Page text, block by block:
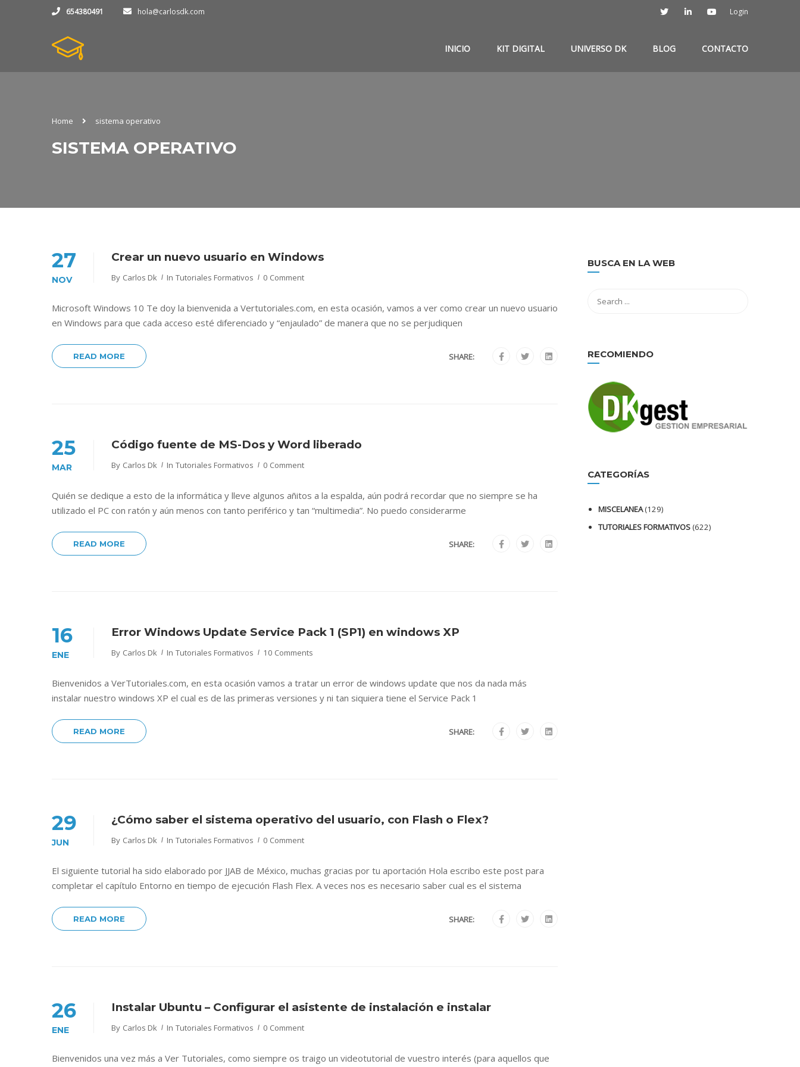
654380491 hola@carlosdk.com Login
INICIO KIT DIGITAL UNIVERSO DK BLOG CONTACTO
Home sistema operativo
SISTEMA OPERATIVO
27
NOV
Crear un nuevo usuario en Windows
By Carlos Dk In Tutoriales Formativos 0 Comment
Microsoft Windows 10 Te doy la bienvenida a Vertutoriales.com, en esta ocasión, vamos a ver como crear un nuevo usuario
en Windows para que cada acceso esté diferenciado y “enjaulado” de manera que no se perjudiquen
READ MORE SHARE:
25
MAR
Código fuente de MS-Dos y Word liberado
By Carlos Dk In Tutoriales Formativos 0 Comment
Quién se dedique a esto de la informática y lleve algunos añitos a la espalda, aún podrá recordar que no siempre se ha
utilizado el PC con ratón y aún menos con tanto periférico y tan “multimedia”. No puedo considerarme
READ MORE SHARE:
16
ENE
Error Windows Update Service Pack 1 (SP1) en windows XP
By Carlos Dk In Tutoriales Formativos 10 Comments
Bienvenidos a VerTutoriales.com, en esta ocasión vamos a tratar un error de windows update que nos da nada más
instalar nuestro windows XP el cual es de las primeras versiones y ni tan siquiera tiene el Service Pack 1
READ MORE SHARE:
29
JUN
¿Cómo saber el sistema operativo del usuario, con Flash o Flex?
By Carlos Dk In Tutoriales Formativos 0 Comment
El siguiente tutorial ha sido elaborado por JJAB de México, muchas gracias por tu aportación Hola escribo este post para
completar el capítulo Entorno en tiempo de ejecución Flash Flex. A veces nos es necesario saber cual es el sistema
READ MORE SHARE:
26
ENE
Instalar Ubuntu – Configurar el asistente de instalación e instalar
By Carlos Dk In Tutoriales Formativos 0 Comment
Bienvenidos una vez más a Ver Tutoriales, como siempre os traigo un videotutorial de vuestro interés (para aquellos que
BUSCA EN LA WEB
RECOMIENDO
CATEGORÍAS
MISCELANEA(129)
TUTORIALES FORMATIVOS(622)